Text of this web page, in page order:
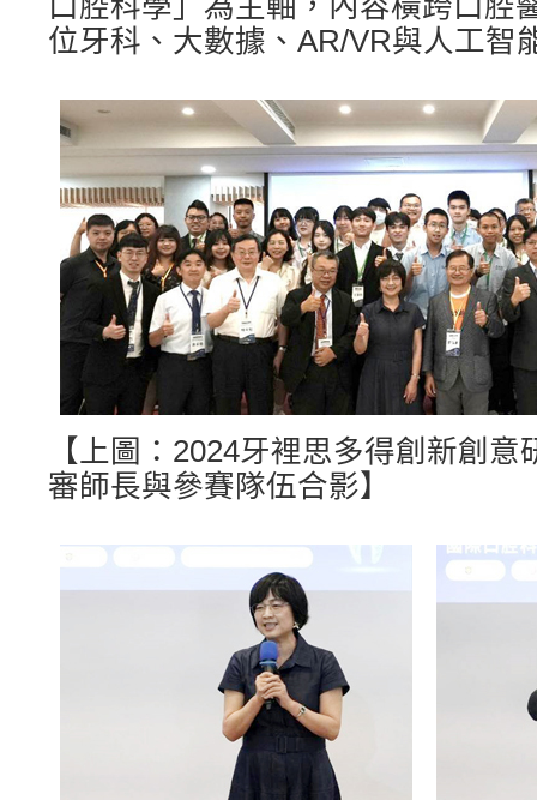
位牙科、大數據、AR/VR與人工智
【上圖：2024牙裡思多得創新創
審師長與參賽隊伍合影】